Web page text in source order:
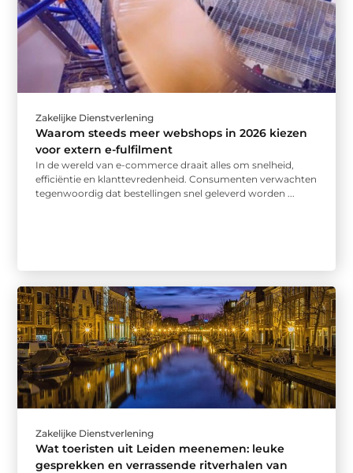
Zakelijke Dienstverlening
Waarom steeds meer webshops in 2026 kiezen
voor extern e-fulfilment
In de wereld van e-commerce draait alles om snelheid,
efficiëntie en klanttevredenheid. Consumenten verwachten
tegenwoordig dat bestellingen snel geleverd worden ...
Zakelijke Dienstverlening
Wat toeristen uit Leiden meenemen: leuke
gesprekken en verrassende ritverhalen van